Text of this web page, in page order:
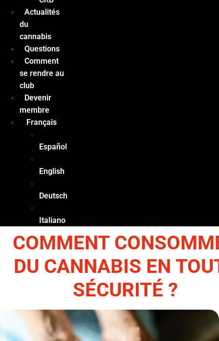
Actualités
du
cannabis
Questions
Comment
se rendre au
club
Devenir
membre
Français
Español
English
Deutsch
Italiano
COMMENT
DU CANNABIS EN
SÉCURITÉ ?